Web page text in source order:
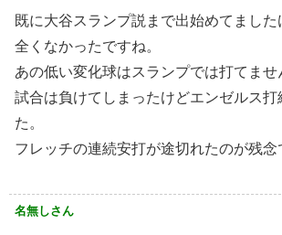
既に大谷スランプ説まで出始めてまし
全くなかったですね。
あの低い変化球はスランプでは打てませ
試合は負けてしまったけどエンゼルス打
た。
フレッチの連続安打が途切れたのが残念
名無しさん